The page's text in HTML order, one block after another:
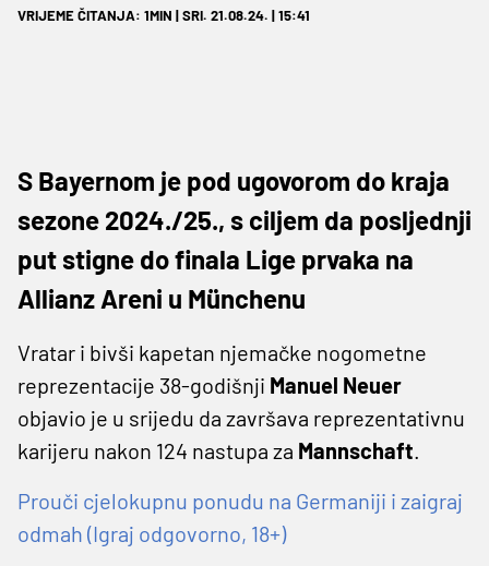
VRIJEME ČITANJA: 1MIN | SRI. 21.08.24. | 15:41
S Bayernom je pod ugovorom do kraja
sezone 2024./25., s ciljem da posljednji
put stigne do finala Lige prvaka na
Allianz Areni u Münchenu
Vratar i bivši kapetan njemačke nogometne
reprezentacije 38-godišnji Manuel Neuer
objavio je u srijedu da završava reprezentativnu
karijeru nakon 124 nastupa za Mannschaft
Prouči cjelokupnu ponudu na Germaniji i zaigraj
odmah (Igraj odgovorno, 18+)